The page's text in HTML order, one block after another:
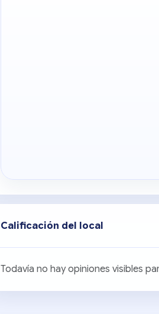
Calificación del local
Todavía no hay opiniones visibles